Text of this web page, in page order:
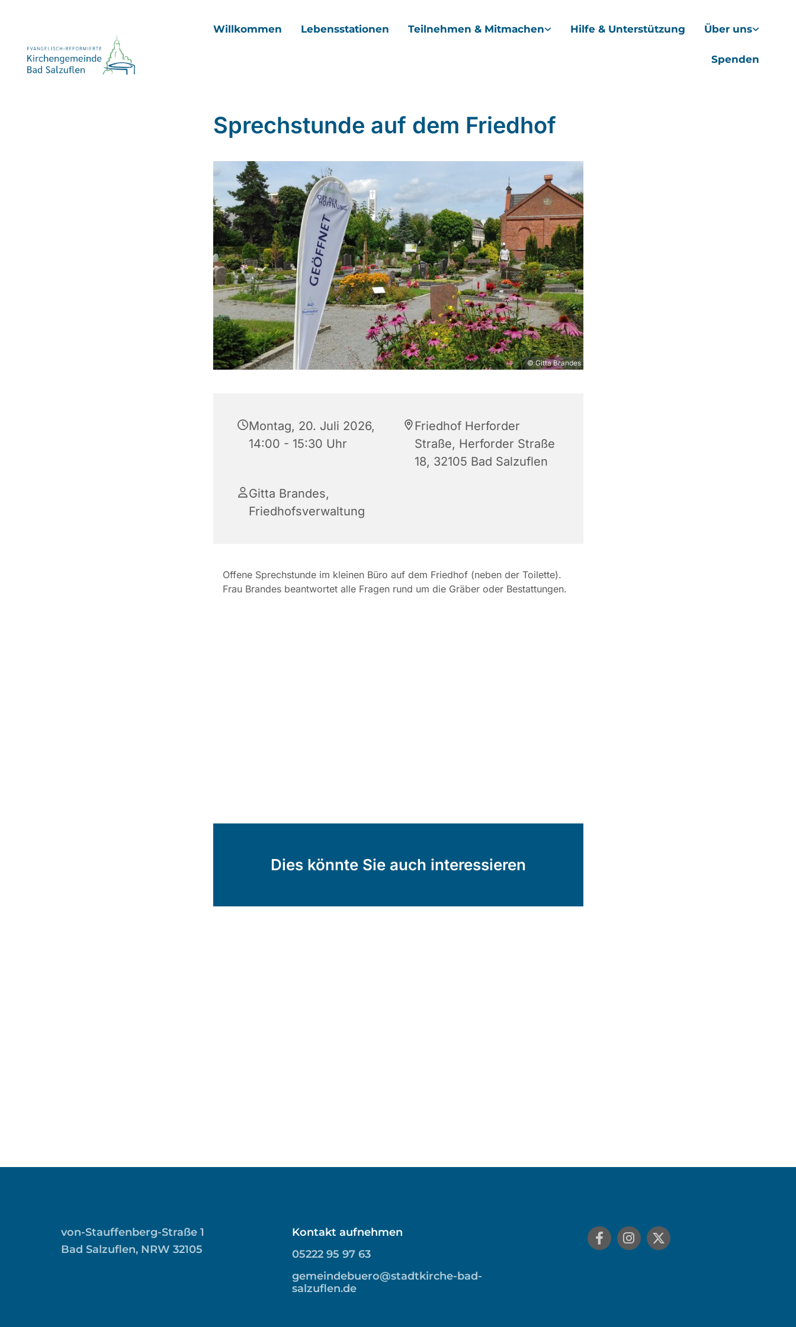
Willkommen Lebensstationen Teilnehmen & Mitmachen Hilfe & Unterstützung Über uns
Spenden
Sprechstunde auf dem Friedhof
© Gitta Brandes
Montag, 20. Juli 2026,
14:00 - 15:30 Uhr
Friedhof Herforder
Straße, Herforder Straße
18, 32105 Bad Salzuflen
Gitta Brandes,
Friedhofsverwaltung
Offene Sprechstunde im kleinen Büro auf dem Friedhof (neben der Toilette).
Frau Brandes beantwortet alle Fragen rund um die Gräber oder Bestattungen.
Dies könnte Sie auch interessieren
von-Stauffenberg-Straße 1
Bad Salzuflen, NRW 32105
Kontakt aufnehmen
05222 95 97 63
gemeindebuero@stadtkirche-bad-
salzuflen.de